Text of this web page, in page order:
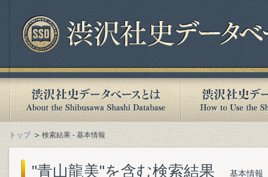
トップ 検索結果 - 基本情報
"青山龍美"を含む検索結果 基本情報